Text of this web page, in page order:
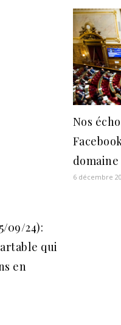
09/24):
qui
en
Nos
6 décembre